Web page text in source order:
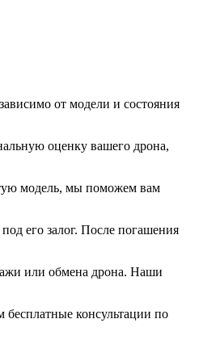
от модели и состояния
оценку вашего дрона,
модель, мы поможем вам
его залог. После погашения
или обмена дрона. Наши
консультации по